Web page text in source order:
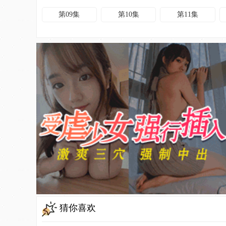
第09集 第10集 第11集
猜你喜欢